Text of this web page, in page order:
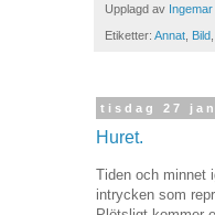
Upplagd av Ingemar
Etiketter: Annat Bild
tisdag 27
Huret.
Tiden och minnet
intrycken som